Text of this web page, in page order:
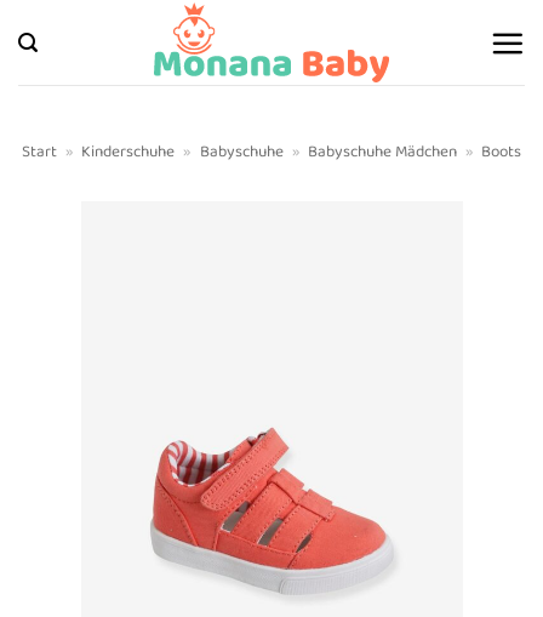
Inhalt
springen
Start » Kinderschuhe » Babyschuhe » Babyschuhe Mädchen » Boots